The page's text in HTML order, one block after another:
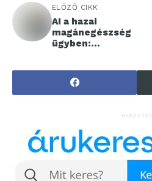
ELŐZŐ CIKK
AI a hazai
magánegészség
ügyben:
HIRDETÉS